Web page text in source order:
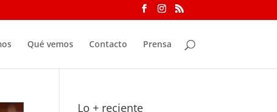
Qué vemos Contacto Prensa
Lo + reciente